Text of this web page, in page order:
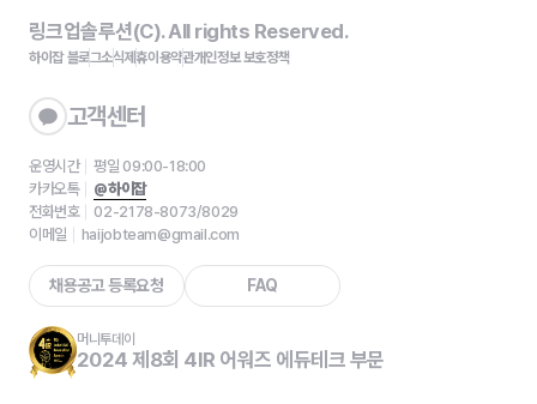
링크업솔루션(C). All rights Reserved.
하이잡 블로그소식제휴이용약관개인정보 보호정책
고객센터
운영시간
평일 09:00-18:00
카카오톡
@하이잡
전화번호
02-2178-8073/8029
이메일
haijobteam@gmail.com
채용공고 등록요청 FAQ
머니투데이
2024 제8회 4IR 어워즈 에듀테크 부문